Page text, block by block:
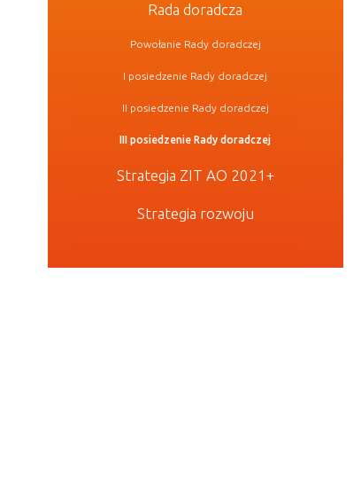
Rada doradcza
Powołanie Rady doradczej
I posiedzenie Rady doradczej
II posiedzenie Rady doradczej
III posiedzenie Rady doradczej
Strategia ZIT AO 2021+
Strategia rozwoju